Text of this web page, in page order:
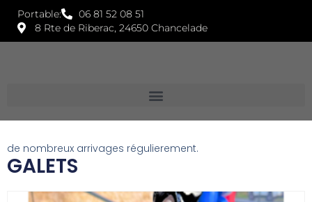
Portable:
06 81 52 08 51
8 Rte de Riberac, 24650 Chancelade
de nombreux arrivages régulierement.
GALETS